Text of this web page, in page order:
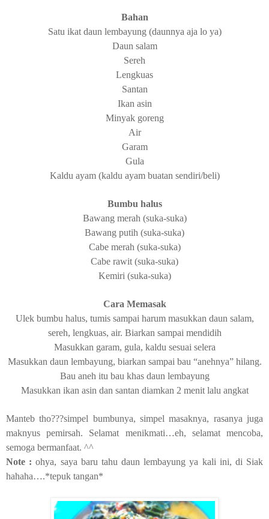
Bahan
Satu ikat daun lembayung (daunnya aja lo ya)
Daun salam
Sereh
Lengkuas
Santan
Ikan asin
Minyak goreng
Air
Garam
Gula
Kaldu ayam (kaldu ayam buatan sendiri/beli)
Bumbu halus
Bawang merah (suka-suka)
Bawang putih (suka-suka)
Cabe merah (suka-suka)
Cabe rawit (suka-suka)
Kemiri (suka-suka)
Cara Memasak
Ulek bumbu halus, tumis sampai harum masukkan daun salam,
sereh, lengkuas, air. Biarkan sampai mendidih
Masukkan garam, gula, kaldu sesuai selera
Masukkan daun lembayung, biarkan sampai bau “anehnya” hilang.
Bau aneh itu bau khas daun lembayung
Masukkan ikan asin dan santan diamkan 2 menit lalu angkat
Manteb tho???simpel bumbunya, simpel masaknya, rasanya juga
maknyus pemirsah. Selamat menikmati…eh, selamat mencoba,
semoga bermanfaat. ^^
Note : ohya, saya baru tahu daun lembayung ya kali ini, di Siak
hahaha….*tepuk tangan*